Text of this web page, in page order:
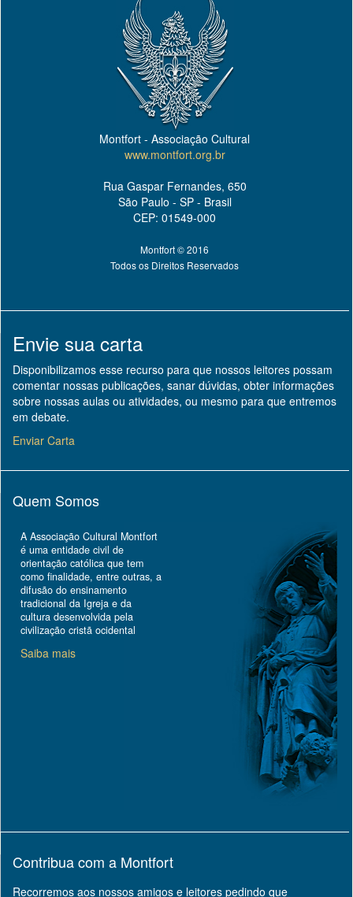
Montfort - Associação Cultural
www.montfort.org.br
Rua Gaspar Fernandes, 650
São Paulo - SP - Brasil
CEP: 01549-000
Montfort © 2016
Todos os Direitos Reservados
Envie sua carta
Disponibilizamos esse recurso para que nossos leitores possam
comentar nossas publicações, sanar dúvidas, obter informações
sobre nossas aulas ou atividades, ou mesmo para que entremos
em debate.
Enviar Carta
Quem Somos
A Associação Cultural Montfort
é uma entidade civil de
orientação católica que tem
como finalidade, entre outras, a
difusão do ensinamento
tradicional da Igreja e da
cultura desenvolvida pela
civilização cristã ocidental
Saiba mais
Contribua com a Montfort
Recorremos aos nossos amigos e leitores pedindo que